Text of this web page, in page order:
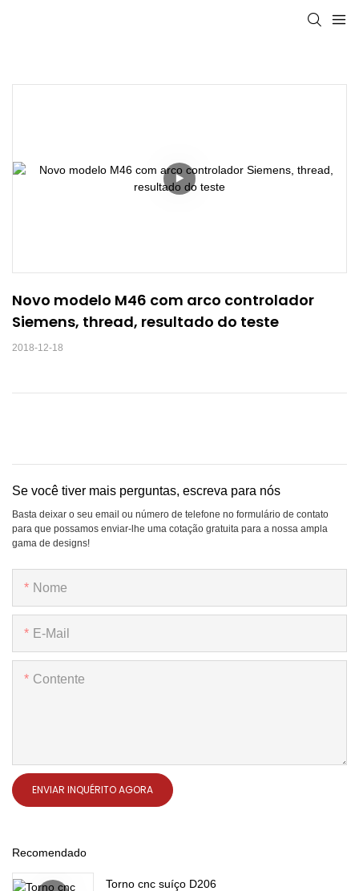
Novo modelo M46 com arco controlador
Siemens, thread, resultado do teste
2018-12-18
Se você tiver mais perguntas, escreva para nós
Basta deixar o seu email ou número de telefone no formulário de contato
para que possamos enviar-lhe uma cotação gratuita para a nossa ampla
gama de designs!
Nome
E-Mail
Contente
ENVIAR INQUÉRITO AGORA
Recomendado
Torno cnc suíço D206